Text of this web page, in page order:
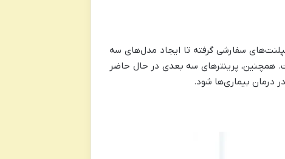
سفارشی گرفته تا ایجاد مدل‌های سه
همچنین، پرینتر‌های سه بعدی در حال حاضر
درمان بیماری‌ها شود.